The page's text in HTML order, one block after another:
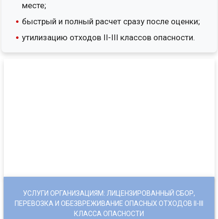
месте;
быстрый и полный расчет сразу после оценки;
утилизацию отходов II-III классов опасности.
УСЛУГИ ОРГАНИЗАЦИЯМ: ЛИЦЕНЗИРОВАННЫЙ СБОР,
ПЕРЕВОЗКА И ОБЕЗВРЕЖИВАНИЕ ОПАСНЫХ ОТХОДОВ II-III
КЛАССА ОПАСНОСТИ